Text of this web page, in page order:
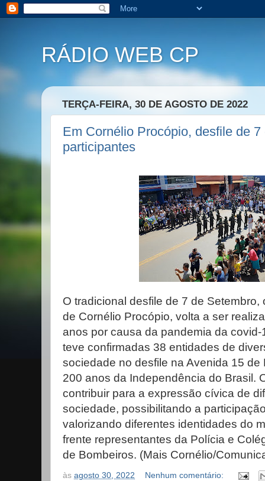
RÁDIO WEB CP
TERÇA-FEIRA, 30 DE AGOSTO DE 2022
Em Cornélio Procópio, desfile de
participantes
O tradicional desfile de 7 de
de Cornélio Procópio, volta a ser
anos por causa da pandemia da covid-
teve confirmadas 38 entidades de
sociedade no desfile na Avenida 15 de
200 anos da Independência do Brasil.
contribuir para a expressão cívica de
sociedade, possibilitando a
valorizando diferentes identidades do
frente representantes da Polícia e
de Bombeiros. (Mais Cornélio/
às agosto 30, 2022 Nenhum comentário: